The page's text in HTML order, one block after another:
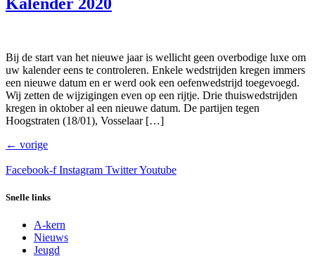
Bij de start van het nieuwe jaar is wellicht geen overbodige luxe om
uw kalender eens te controleren. Enkele wedstrijden kregen immers
een nieuwe datum en er werd ook een oefenwedstrijd toegevoegd.
Wij zetten de wijzigingen even op een rijtje. Drie thuiswedstrijden
kregen in oktober al een nieuwe datum. De partijen tegen
Hoogstraten (18/01), Vosselaar […]
← vorige
Facebook-f Instagram TwitterYoutube
Snelle links
A-kern
Nieuws
Jeugd